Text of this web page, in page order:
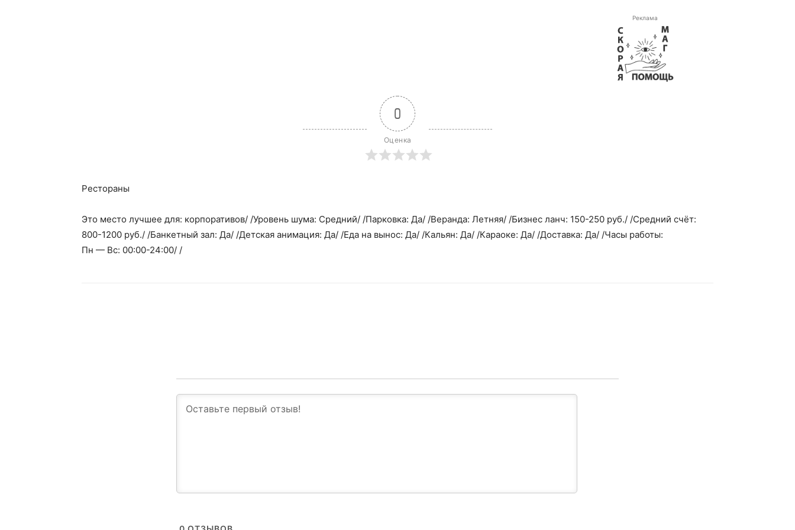
Реклама
0
Оценка
Рестораны
Это место лучшее для: корпоративов/ /Уровень шума: Средний/ /Парковка: Да/ /Веранда: Летняя/ /Бизнес ланч: 150-250 руб./ /Средний счёт:
800-1200 руб./ /Банкетный зал: Да/ /Детская анимация: Да/ /Еда на вынос: Да/ /Кальян: Да/ /Караоке: Да/ /Доставка: Да/ /Часы работы:
Пн — Вс: 00:00-24:00/ /